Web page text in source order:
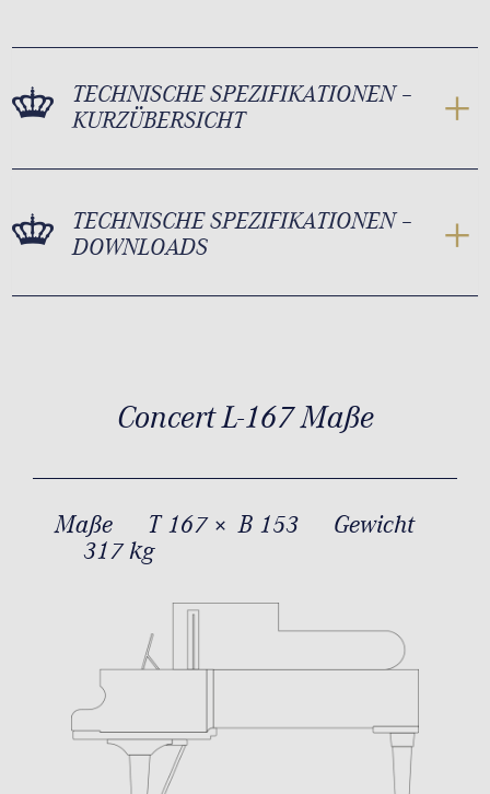
TECHNISCHE SPEZIFIKATIONEN –
KURZÜBERSICHT
TECHNISCHE SPEZIFIKATIONEN –
DOWNLOADS
Concert L-167 Maße
Maße T 167 × B 153
Gewicht
317 kg